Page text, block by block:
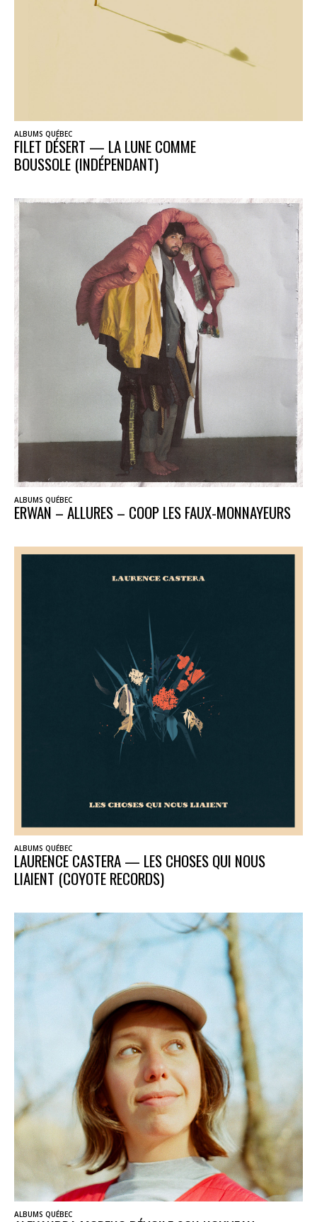
ALBUMS QUÉBEC
FILET DÉSERT — LA LUNE COMME
BOUSSOLE (INDÉPENDANT)
ALBUMS QUÉBEC
ERWAN – ALLURES – COOP LES FAUX-MONNAYEURS
ALBUMS QUÉBEC
LAURENCE CASTERA — LES CHOSES QUI NOUS
LIAIENT (COYOTE RECORDS)
ALBUMS QUÉBEC